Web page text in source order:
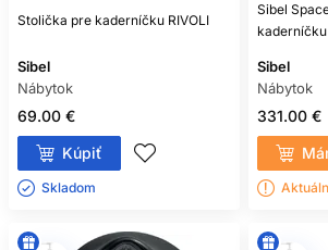
Stolička pre kaderníčku RIVOLI
Sibel
Nábytok
69.00 €
Kúpiť
Skladom ㅤ
Sibel
kaderníčku
Sibel
Nábytok
331.00 €